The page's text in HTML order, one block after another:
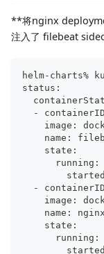
**将nginx
注入了 filebeat
helm-charts%
status:
-
image:
name:
    state:
      running:
-
image:
    name: nginx
    state:
      running: